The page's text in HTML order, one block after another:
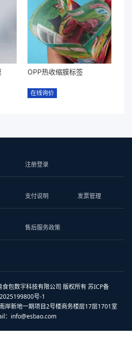
OPP热收缩膜标签
在线询价
注册登录
支付说明 发票管理
售后服务政策
包数字科技有限公司 版权所有 苏ICP备
2025199800号-1
岸新地一期项目2号楼商务楼层17层1701室
： info@esbao.com